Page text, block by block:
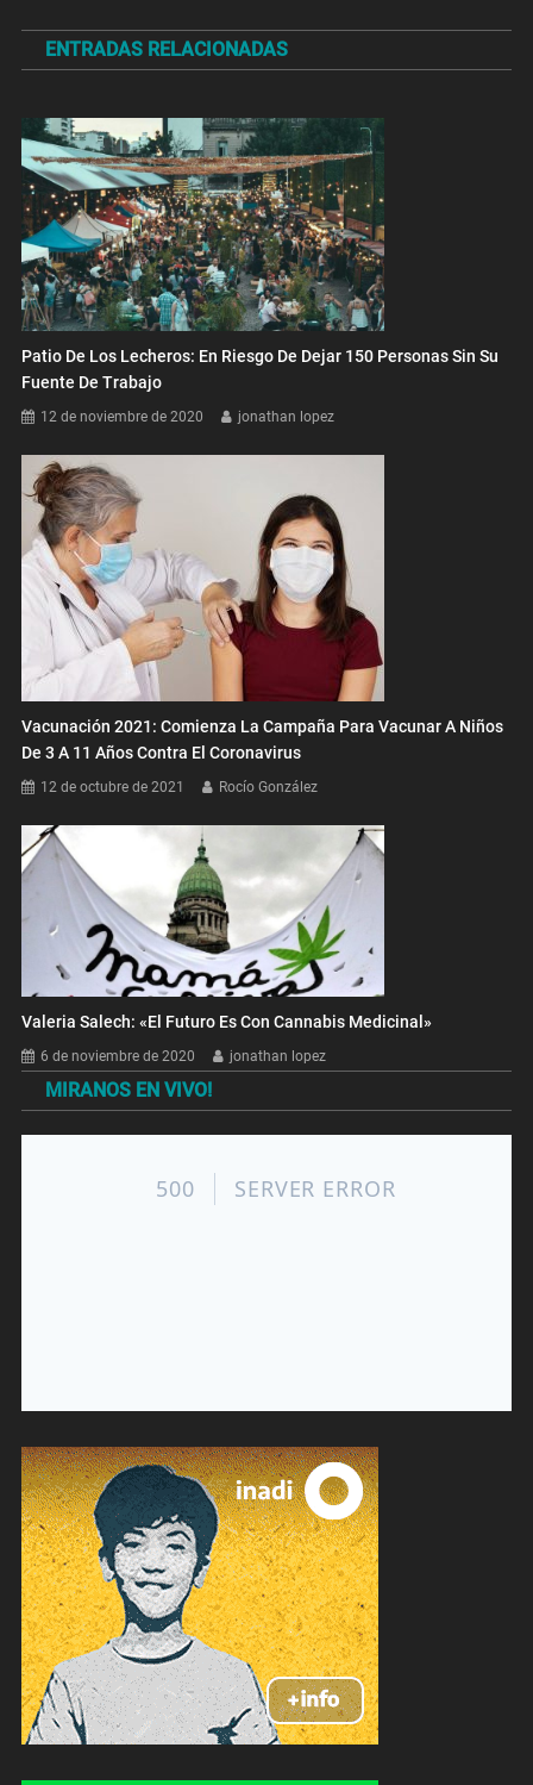
de
entradas
ENTRADAS RELACIONADAS
Patio De Los Lecheros: En Riesgo De Dejar 150 Personas Sin Su
Fuente De Trabajo
12 de noviembre de 2020 jonathan lopez
Vacunación 2021: Comienza La Campaña Para Vacunar A Niños
De 3 A 11 Años Contra El Coronavirus
12 de octubre de 2021 Rocío González
Valeria Salech: «El Futuro Es Con Cannabis Medicinal»
6 de noviembre de 2020 jonathan lopez
MIRANOS EN VIVO!